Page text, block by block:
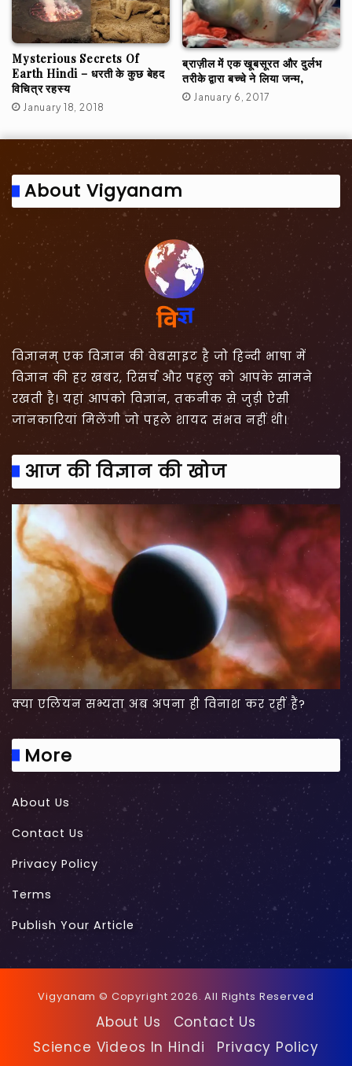
Mysterious Secrets Of
Earth Hindi – धरती के कुछ बेहद
विचित्र रहस्य
January 18, 2018
ब्राज़ील में एक खूबसूरत और दुर्लभ
तरीके द्वारा बच्चे ने लिया जन्म,
January 6, 2017
About Vigyanam
विज्ञानम् एक विज्ञान की वेबसाइट है जो हिन्दी भाषा में
विज्ञान की हर खबर, रिसर्च और पहलु को आपके सामने
रखती है। यहां आपको विज्ञान, तकनीक से जुड़ी ऐसी
जानकारियां मिलेंगी जो पहले शायद संभव नहीं थी।
आज की विज्ञान की खोज
क्या एलियन सभ्यता अब अपना ही विनाश कर रहीं हैं?
More
About Us
Contact Us
Privacy Policy
Terms
Publish Your Article
Vigyanam © Copyright 2026. All Rights Reserved
About Us
Contact Us
Science Videos In Hindi
Privacy Policy